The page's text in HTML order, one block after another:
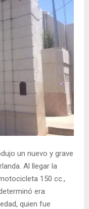
un nuevo y grave
Al llegar la
150 cc.,
era
quien fue